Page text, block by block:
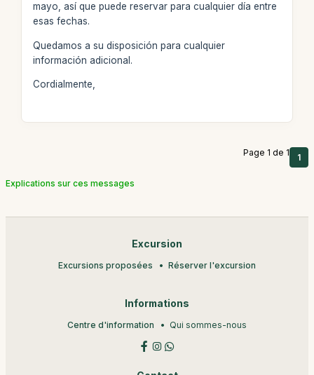
mayo, así que puede reservar para cualquier día entre
esas fechas.
Quedamos a su disposición para cualquier
información adicional.
Cordialmente,
Page 1 de 1 1
Explications sur ces messages
Excursion
Excursions proposées Réserver l'excursion
Informations
Centre d'information Qui sommes-nous